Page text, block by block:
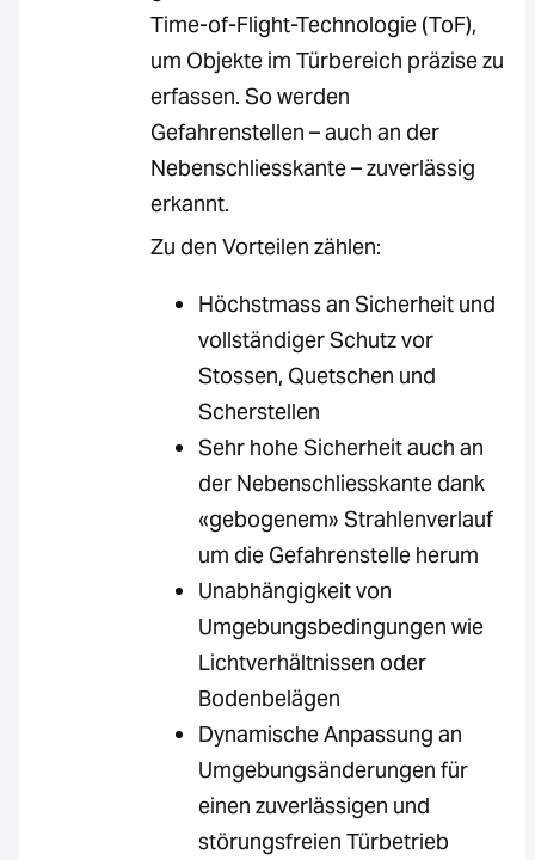
Time-of-Flight-Technologie (ToF),
um Objekte im Türbereich präzise zu
erfassen. So werden
Gefahrenstellen – auch an der
Nebenschliesskante – zuverlässig
erkannt.
Zu den Vorteilen zählen:
Höchstmass an Sicherheit und
vollständiger Schutz vor
Stossen, Quetschen und
Scherstellen
Sehr hohe Sicherheit auch an
der Nebenschliesskante dank
«gebogenem» Strahlenverlauf
um die Gefahrenstelle herum
Unabhängigkeit von
Umgebungsbedingungen wie
Lichtverhältnissen oder
Bodenbelägen
Dynamische Anpassung an
Umgebungsänderungen für
einen zuverlässigen und
störungsfreien Türbetrieb